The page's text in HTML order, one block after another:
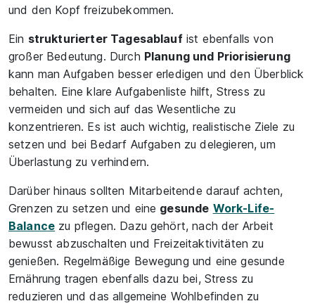
und den Kopf freizubekommen.
Ein strukturierter Tagesablaufist ebenfalls von
großer Bedeutung. Durch Planung und Priorisierung
kann man Aufgaben besser erledigen und den Überblick
behalten. Eine klare Aufgabenliste hilft, Stress zu
vermeiden und sich auf das Wesentliche zu
konzentrieren. Es ist auch wichtig, realistische Ziele zu
setzen und bei Bedarf Aufgaben zu delegieren, um
Überlastung zu verhindern.
Darüber hinaus sollten Mitarbeitende darauf achten,
Grenzen zu setzen und eine gesunde Work-Life-
Balance zu pflegen. Dazu gehört, nach der Arbeit
bewusst abzuschalten und Freizeitaktivitäten zu
genießen. Regelmäßige Bewegung und eine gesunde
Ernährung tragen ebenfalls dazu bei, Stress zu
reduzieren und das allgemeine Wohlbefinden zu